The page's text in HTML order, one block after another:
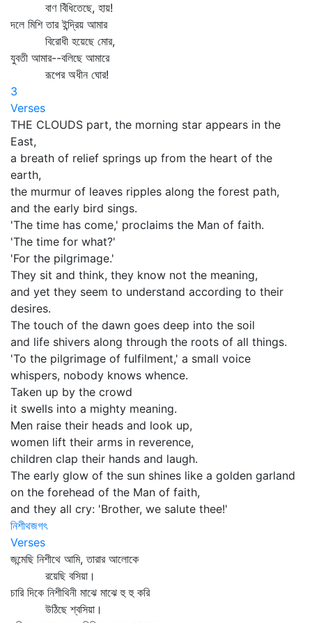
বাণ বিঁধিতেছে, হায়!
দলে মিশি তার ইন্দ্রিয় আমার
বিরোধী হয়েছে মোর,
যুবতী আমার--বলিছে আমারে
রূপের অধীন ঘোর!
3
Verses
THE CLOUDS part, the morning star appears in the
East,
a breath of relief springs up from the heart of the
earth,
the murmur of leaves ripples along the forest path,
and the early bird sings.
'The time has come,' proclaims the Man of faith.
'The time for what?'
'For the pilgrimage.'
They sit and think, they know not the meaning,
and yet they seem to understand according to their
desires.
The touch of the dawn goes deep into the soil
and life shivers along through the roots of all things.
'To the pilgrimage of fulfilment,' a small voice
whispers, nobody knows whence.
Taken up by the crowd
it swells into a mighty meaning.
Men raise their heads and look up,
women lift their arms in reverence,
children clap their hands and laugh.
The early glow of the sun shines like a golden garland
on the forehead of the Man of faith,
and they all cry: 'Brother, we salute thee!'
নিশীথজগৎ
Verses
জন্মেছি নিশীথে আমি, তারার আলোকে
রয়েছি বসিয়া।
চারি দিকে নিশীথিনী মাঝে মাঝে হু হু করি
উঠিছে শ্বসিয়া।